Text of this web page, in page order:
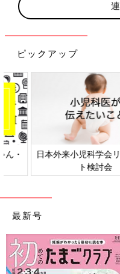
ピックアップ
日本外来小児科学会リーフ
ト検討会
最新号